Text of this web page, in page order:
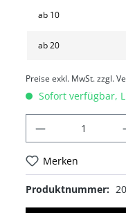
ab 10
ab20
Preise exkl. MwSt. zzgl.
Sofort verfügbar,
Merken
Produktnummer: